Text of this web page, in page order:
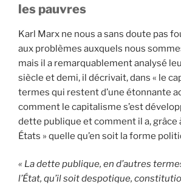
les pauvres
Karl Marx ne nous a sans doute pas
aux problèmes auxquels nous
mais il a remarquablement analysé
siècle et demi, il décrivait, dans « le
termes qui restent d’une étonnante
comment le capitalisme s’est
dette publique et comment il a, grâce
États » quelle qu’en soit la forme
« La dette publique, en d’autres
l’État, qu’il soit despotique,